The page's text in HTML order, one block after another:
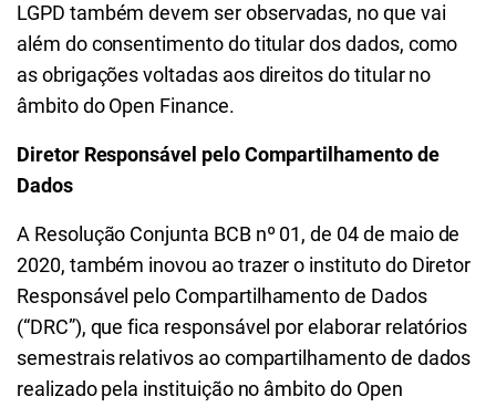
LGPD também devem ser observadas, no que vai
além do consentimento do titular dos dados, como
as obrigações voltadas aos direitos do titular no
âmbito do Open Finance.
Diretor Responsável pelo Compartilhamento de
Dados
A Resolução Conjunta BCB nº 01, de 04 de maio de
2020, também inovou ao trazer o instituto do Diretor
Responsável pelo Compartilhamento de Dados
(“DRC”), que fica responsável por elaborar relatórios
semestrais relativos ao compartilhamento de dados
realizado pela instituição no âmbito do Open